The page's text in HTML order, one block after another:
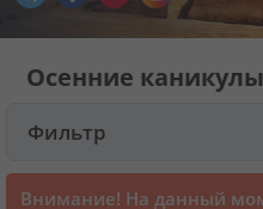
Туры
Круизы
Осенние
Фильтр
Внимание! На данный